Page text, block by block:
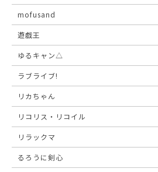
mofusand
遊戯王
ゆるキャン△
ラブライブ!
リカちゃん
リコリス・リコイル
リラックマ
るろうに剣心